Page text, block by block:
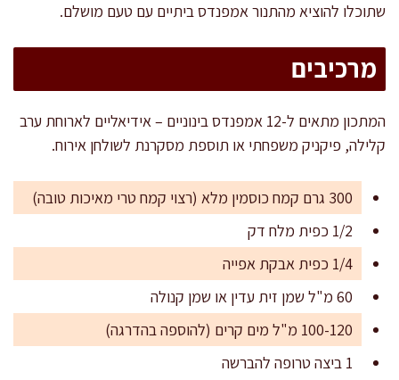
שתוכלו להוציא מהתנור אמפנדס ביתיים עם טעם מושלם.
מרכיבים
המתכון מתאים ל-12 אמפנדס בינוניים – אידיאליים לארוחת ערב
קלילה, פיקניק משפחתי או תוספת מסקרנת לשולחן אירוח.
300 גרם קמח כוסמין מלא (רצוי קמח טרי מאיכות טובה)
1/2 כפית מלח דק
1/4 כפית אבקת אפייה
60 מ"ל שמן זית עדין או שמן קנולה
100-120 מ"ל מים קרים (להוספה בהדרגה)
1 ביצה טרופה להברשה